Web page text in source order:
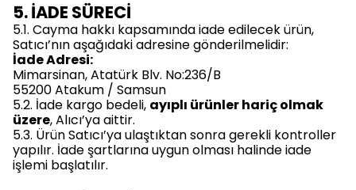
5. İADE SÜRECİ
5.1. Cayma hakkı kapsamında iade edilecek ürün,
Satıcı’nın aşağıdaki adresine gönderilmelidir:
İade Adresi:
Mimarsinan, Atatürk Blv. No:236/B
55200 Atakum / Samsun
5.2. İade kargo bedeli, ayıplı ürünler hariç olmak
üzere, Alıcı’ya aittir.
5.3. Ürün Satıcı’ya ulaştıktan sonra gerekli kontroller
yapılır. İade şartlarına uygun olması halinde iade
işlemi başlatılır.